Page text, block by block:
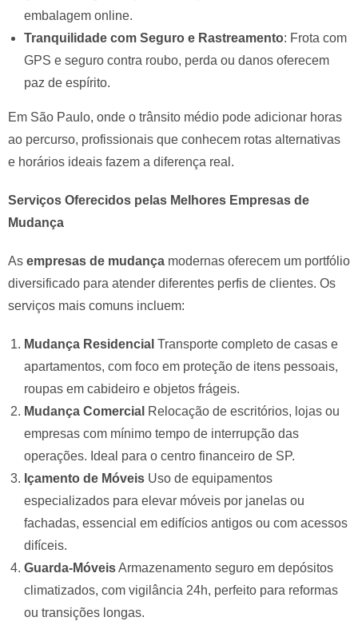
embalagem online.
Tranquilidade com Seguro e Rastreamento: Frota com
GPS e seguro contra roubo, perda ou danos oferecem
paz de espírito.
Em São Paulo, onde o trânsito médio pode adicionar horas
ao percurso, profissionais que conhecem rotas alternativas
e horários ideais fazem a diferença real.
Serviços Oferecidos pelas Melhores Empresas de
Mudança
As empresas de mudança modernas oferecem um portfólio
diversificado para atender diferentes perfis de clientes. Os
serviços mais comuns incluem:
Mudança Residencial Transporte completo de casas e
apartamentos, com foco em proteção de itens pessoais,
roupas em cabideiro e objetos frágeis.
Mudança Comercial Relocação de escritórios, lojas ou
empresas com mínimo tempo de interrupção das
operações. Ideal para o centro financeiro de SP.
Içamento de Móveis Uso de equipamentos
especializados para elevar móveis por janelas ou
fachadas, essencial em edifícios antigos ou com acessos
difíceis.
Guarda-MóveisArmazenamento seguro em depósitos
climatizados, com vigilância 24h, perfeito para reformas
ou transições longas.